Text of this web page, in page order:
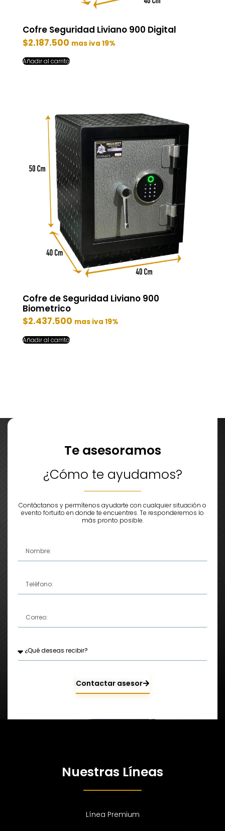
Cofre Seguridad Liviano 900 Digital
$2.187.500 mas iva 19%
Añadir al carrito
Cofre de Seguridad Liviano 900
Biometrico
$2.437.500 mas iva 19%
Añadir al carrito
Te asesoramos
¿Cómo te ayudamos?
Contáctanos y permítenos ayudarte con cualquier situación o
evento fortuito en donde te encuentres. Te responderemos lo
más pronto posible.
Contactar asesor
Nuestras Líneas
Línea Premium